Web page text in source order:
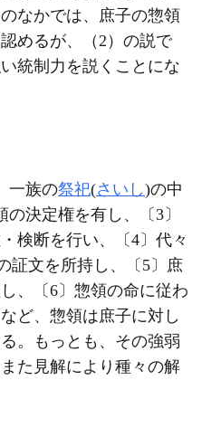
なかでは、庶子の惣領
めるが、（2）の説で
統制力を説くことにな
一族の祭祀(さいし)の中
決定権を有し、〔3〕
検断を行い、〔4〕代々
証文を所持し、〔5〕庶
、〔6〕惣領の命に従わ
ど、惣領は庶子に対し
。もっとも、その強弱
た見解により種々の解